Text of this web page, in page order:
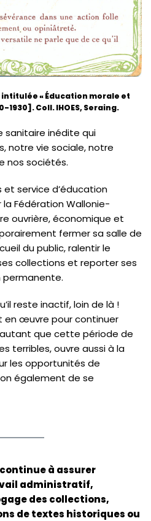
intitulée « Éducation morale et
1930]. Coll. IHOES, Seraing.
sanitaire inédite qui
notre vie sociale, notre
nos sociétés.
et service d’éducation
Fédération Wallonie-
ouvrière, économique et
fermer sa salle de
du public, ralentir le
collections et reporter ses
reste inactif, loin de là !
en œuvre pour continuer
que cette période de
terribles, ouvre aussi à la
les opportunités de
également de se
à assurer
administratif,
des collections,
de textes historiques ou